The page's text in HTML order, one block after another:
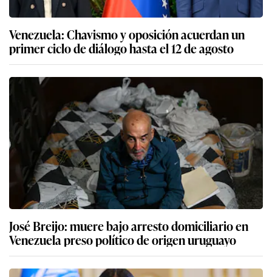
Venezuela: Chavismo y oposición acuerdan un
primer ciclo de diálogo hasta el 12 de agosto
José Breijo: muere bajo arresto domiciliario en
Venezuela preso político de origen uruguayo